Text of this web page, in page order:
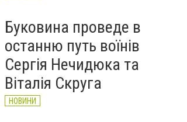
Буковина проведе в
останню путь воїнів
Сергія Нечидюка та
Віталія Скруга
НОВИНИ